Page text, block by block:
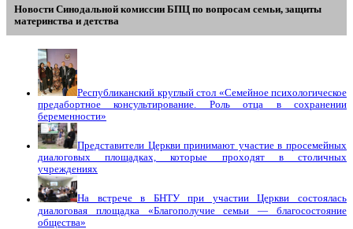
Новости Синодальной комиссии БПЦ по вопросам семьи, защиты
материнства и детства
Республиканский круглый стол «Семейное психологическое
предабортное консультирование. Роль отца в сохранении
беременности»
Представители Церкви принимают участие в просемейных
диалоговых площадках, которые проходят в столичных
учреждениях
На встрече в БНТУ при участии Церкви состоялась
диалоговая площадка «Благополучие семьи — благосостояние
общества»